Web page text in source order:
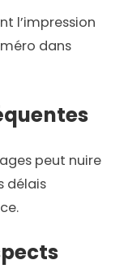
l’impression
dans
peut nuire
délais